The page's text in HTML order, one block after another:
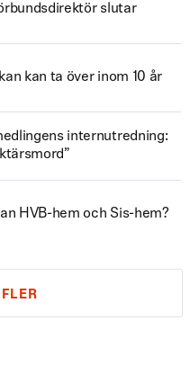
slutar
kan ta över inom 10 år
internutredning:
HVB-hem och Sis-hem?